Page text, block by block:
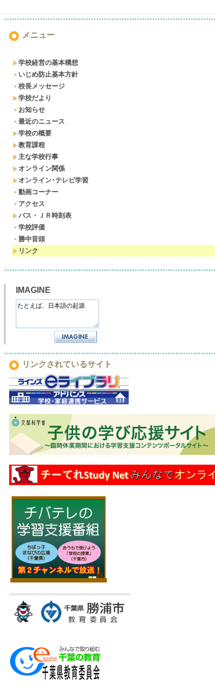
メニュー
学校経営の基本構想
いじめ防止基本方針
校長メッセージ
学校だより
お知らせ
最近のニュース
学校の概要
教育課程
主な学校行事
オンライン関係
オンライン･テレビ学習
動画コーナー
アクセス
バス・ＪＲ時刻表
学校評価
勝中音頭
リンク
IMAGINE
リンクされているサイト